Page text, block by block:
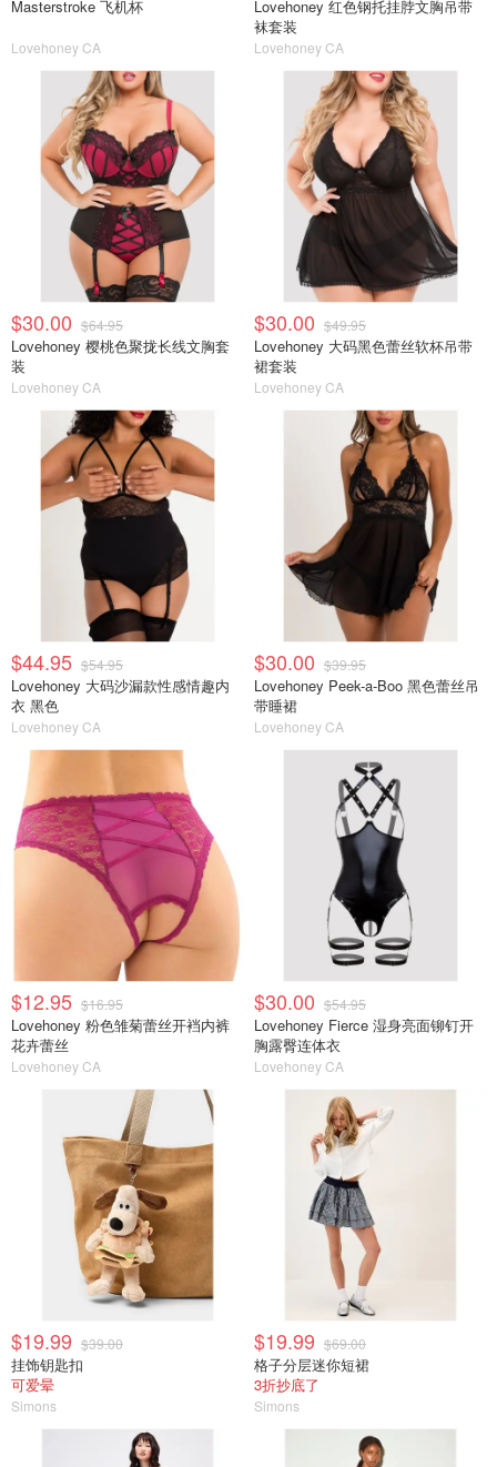
Masterstroke 飞机杯
Lovehoney CA
Lovehoney 红色钢托挂脖文胸吊带
袜套装
Lovehoney CA
$30.00 $64.95
Lovehoney 樱桃色聚拢长线文胸套
装
Lovehoney CA
$30.00 $49.95
Lovehoney 大码黑色蕾丝软杯吊带
裙套装
Lovehoney CA
$44.95 $54.95
Lovehoney 大码沙漏款性感情趣内
衣 黑色
Lovehoney CA
$30.00 $39.95
Lovehoney Peek-a-Boo 黑色蕾丝吊
带睡裙
Lovehoney CA
$12.95 $16.95
Lovehoney 粉色雏菊蕾丝开裆内裤
花卉蕾丝
Lovehoney CA
$30.00 $54.95
Lovehoney Fierce 湿身亮面铆钉开
胸露臀连体衣
Lovehoney CA
$19.99 $39.00
挂饰钥匙扣
可爱晕
Simons
$19.99 $69.00
格子分层迷你短裙
3折抄底了
Simons